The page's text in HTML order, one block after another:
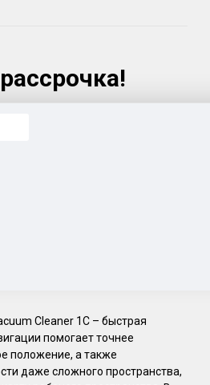
всему Таможенному союзу.
Cleaner 1C – быстрая
помогает точнее
положение, а также
даже сложного пространства,